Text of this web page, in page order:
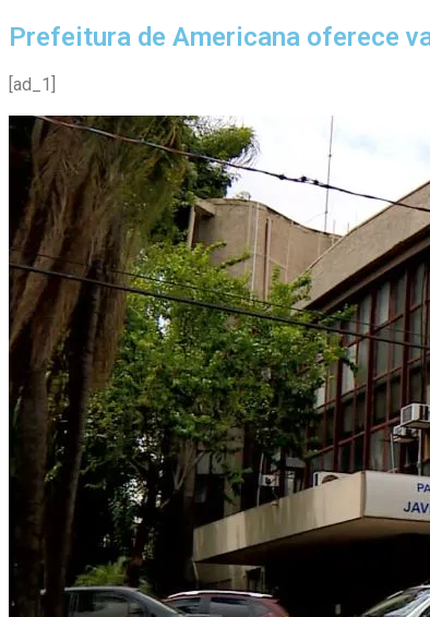
Prefeitura de Americana oferece
[ad_1]